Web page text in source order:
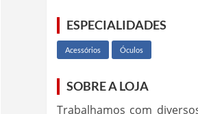
ESPECIALIDADES
Acessórios Óculos
SOBRE A LOJA
Trabalhamos com